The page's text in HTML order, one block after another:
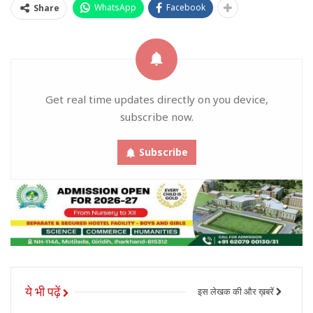
Share WhatsApp Facebook
Get real time updates directly on you device,
subscribe now.
Subscribe
ये भी पढ़ें इस लेखक की और ख़बरें